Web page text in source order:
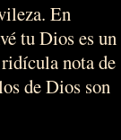
En
tu Dios es un
nota de
de Dios son